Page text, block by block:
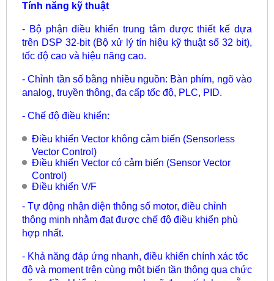
Tính năng kỹ thuật
- Bộ phận điều khiển trung tâm được thiết kế dựa
trên DSP 32-bit (Bộ xử lý tín hiệu kỹ thuật số 32 bit),
tốc độ cao và hiệu năng cao.
- Chỉnh tần số bằng nhiều nguồn: Bàn phím, ngõ vào
analog, truyền thông, đa cấp tốc độ, PLC, PID.
- Chế độ điều khiển:
Điều khiển Vector không cảm biến (Sensorless
Vector Control)
Điều khiển Vector có cảm biến (Sensor Vector
Control)
Điều khiển V/F
- Tự động nhận diện thông số motor, điều chỉnh
thông minh nhằm đạt được chế độ điều khiển phù
hợp nhất.
- Khả năng đáp ứng nhanh, điều khiển chính xác tốc
độ và moment trên cùng một biến tần thông qua chức